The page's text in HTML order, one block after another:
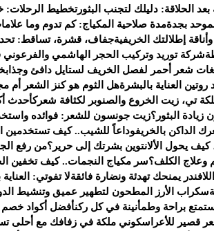
الحلاقة: دليلك لتجنب البثورتخطيط الرحلات:
بجدةمدة صلاحية المكياج: كم تدوم وما
إطلالتك الخريفيةجفاف، قشرة، تساقط:
شركة توريد وتركيب الحجر الهاشمي
شعر أحمر لفصل الخريف لستايل دافئ وجذاب
هل الثوم هو كنز الشعر أم
تي، زيت الخروع والصنوبر لكثافة شعركأحدث أكواد
البثور؟زيت جونسون للشعر: فوائده
الداكن بالخريفوداعاً للشيب.. كيف تستخدمين
كيف يحول الألانتوين بشرتك إلى حرير؟من رفع
وعلاج الكلف؟سر مكياج النجمات.. كيف تخفين الحبوب
يمنحك تهدئة ونضارة فائقةلا تفوتي:
سكراب الأرز المطحون لتطهير عميق وتنشيط
براحة وطمأنينة في كل ركنأفضل أكواد خصم
قصير للأعراسكوني ملكة في زفافك مع أحلى